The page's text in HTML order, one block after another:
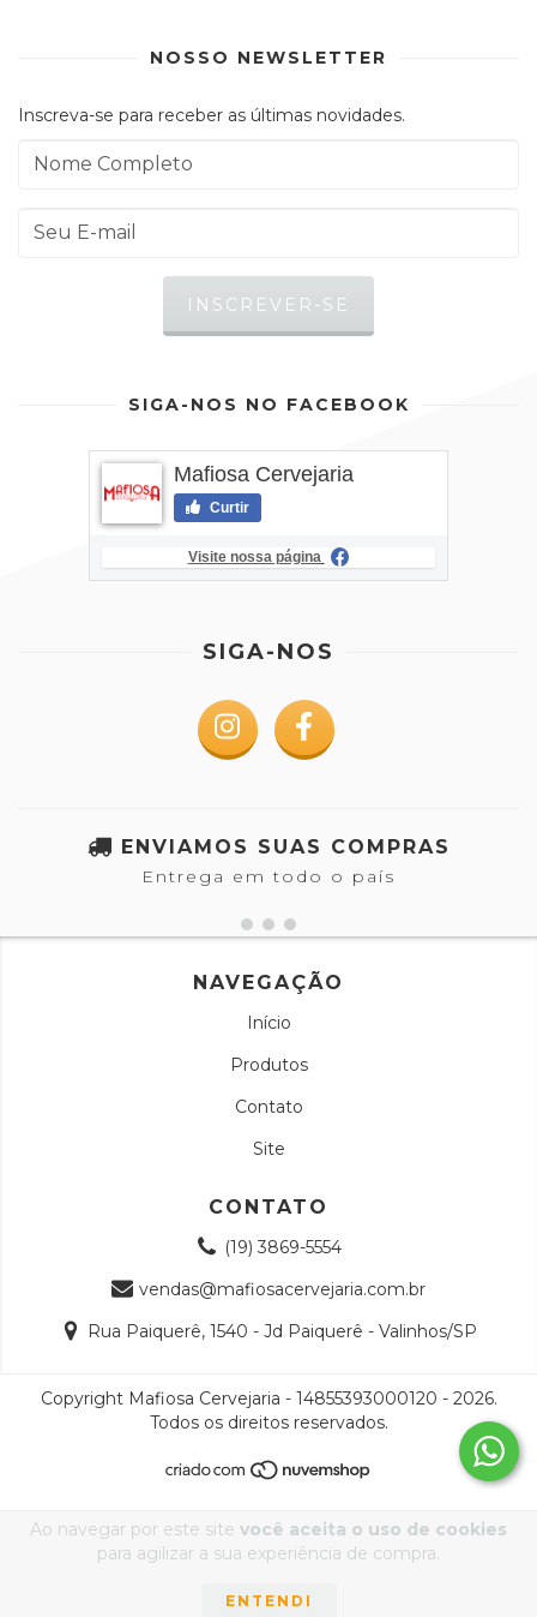
Ao navegar por este site você aceita o uso de cookies
para agilizar a sua experiência de compra.
ENTENDI
NOSSO NEWSLETTER
Inscreva-se para receber as últimas novidades.
SIGA-NOS NO FACEBOOK
Mafiosa Cervejaria
Curtir
Visite nossa página
SIGA-NOS
ENVIAMOS SUAS COMPRAS
Entrega em todo o país
NAVEGAÇÃO
Início
Produtos
Contato
Site
CONTATO
(19) 3869-5554
vendas@mafiosacervejaria.com.br
Rua Paiquerê, 1540 - Jd Paiquerê - Valinhos/SP
Copyright Mafiosa Cervejaria - 14855393000120 - 2026.
Todos os direitos reservados.